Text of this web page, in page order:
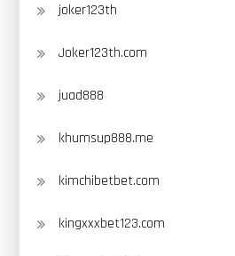
joker123th
Joker123th.com
juad888
khumsup888.me
kimchibetbet.com
kingxxxbet123.com